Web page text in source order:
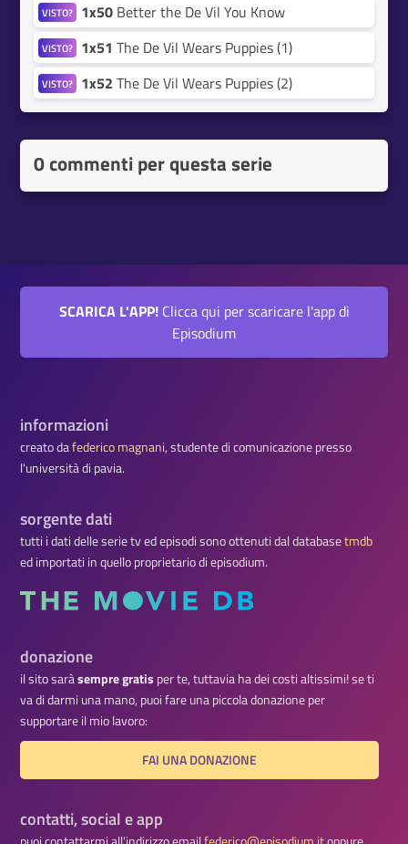
VISTO? 1x50 Better the De Vil You Know
VISTO? 1x51 The De Vil Wears Puppies (1)
VISTO? 1x52 The De Vil Wears Puppies (2)
0 commenti per questa serie
SCARICA L'APP!Clicca qui per scaricare l'app di
Episodium
informazioni
creato dafederico magnani, studente di comunicazione presso
l'università di pavia.
sorgente dati
tutti i dati delle serie tv ed episodi sono ottenuti dal databasetmdb
ed importati in quello proprietario di episodium.
donazione
il sito saràsempre gratis per te, tuttavia ha dei costi altissimi! se ti
va di darmi una mano, puoi fare una piccola donazione per
supportare il mio lavoro:
FAI UNA DONAZIONE
contatti, social e app